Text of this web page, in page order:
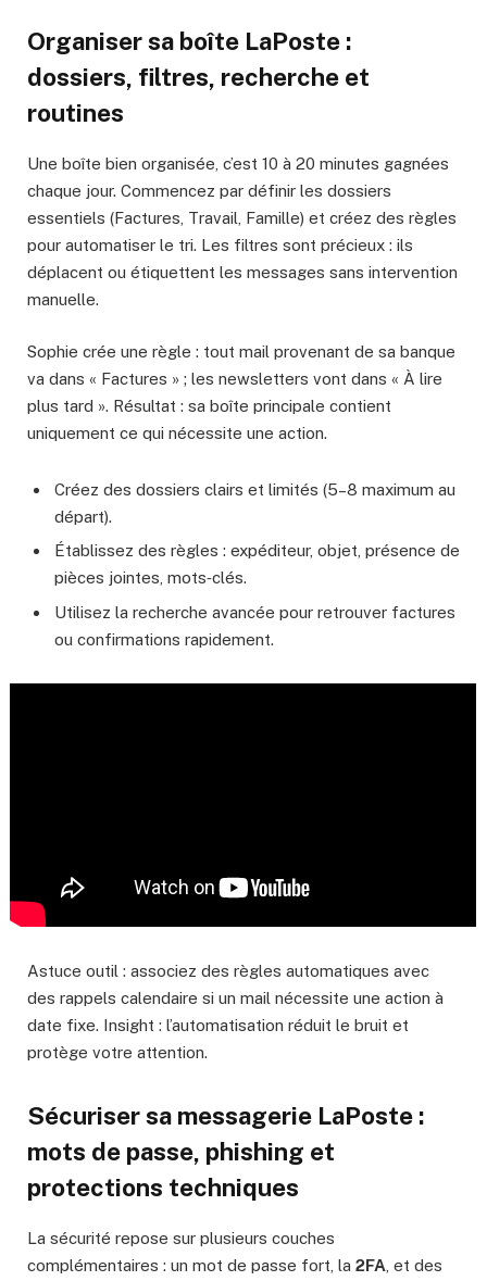
Organiser sa boîte LaPoste :
dossiers, filtres, recherche et
routines
Une boîte bien organisée, c’est 10 à 20 minutes gagnées
chaque jour. Commencez par définir les dossiers
essentiels (Factures, Travail, Famille) et créez des règles
pour automatiser le tri. Les filtres sont précieux : ils
déplacent ou étiquettent les messages sans intervention
manuelle.
Sophie crée une règle : tout mail provenant de sa banque
va dans « Factures » ; les newsletters vont dans « À lire
plus tard ». Résultat : sa boîte principale contient
uniquement ce qui nécessite une action.
Créez des dossiers clairs et limités (5–8 maximum au
départ).
Établissez des règles : expéditeur, objet, présence de
pièces jointes, mots‑clés.
Utilisez la recherche avancée pour retrouver factures
ou confirmations rapidement.
Astuce outil : associez des règles automatiques avec
des rappels calendaire si un mail nécessite une action à
date fixe. Insight : l’automatisation réduit le bruit et
protège votre attention.
Sécuriser sa messagerie LaPoste :
mots de passe, phishing et
protections techniques
La sécurité repose sur plusieurs couches
complémentaires : un mot de passe fort, la 2FA , et des